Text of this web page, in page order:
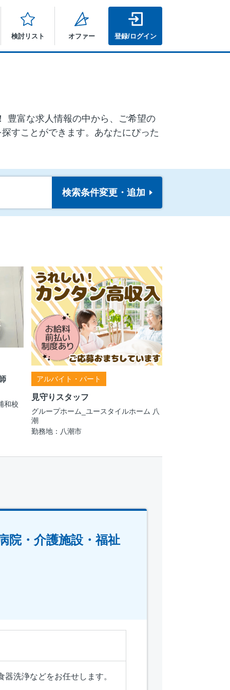
検討リスト オファー 登録/ログイン
豊富な求人情報の中から、ご希望の
すことができます。あなたにぴった
検索条件変更・追加
和校
アルバイト・パート
見守りスタッフ
グループホーム_ユースタイルホーム 八
潮
勤務地：八潮市
院・介護施設・福祉
洗浄などをお任せします。